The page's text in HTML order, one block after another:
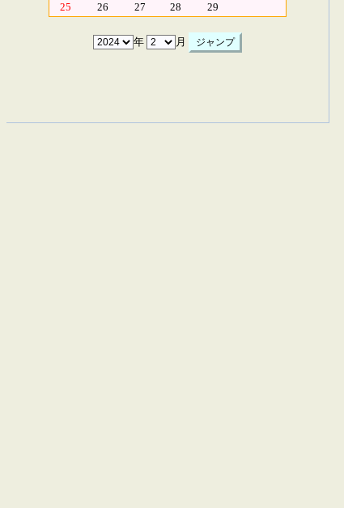
25
26 27 28 29
年 月